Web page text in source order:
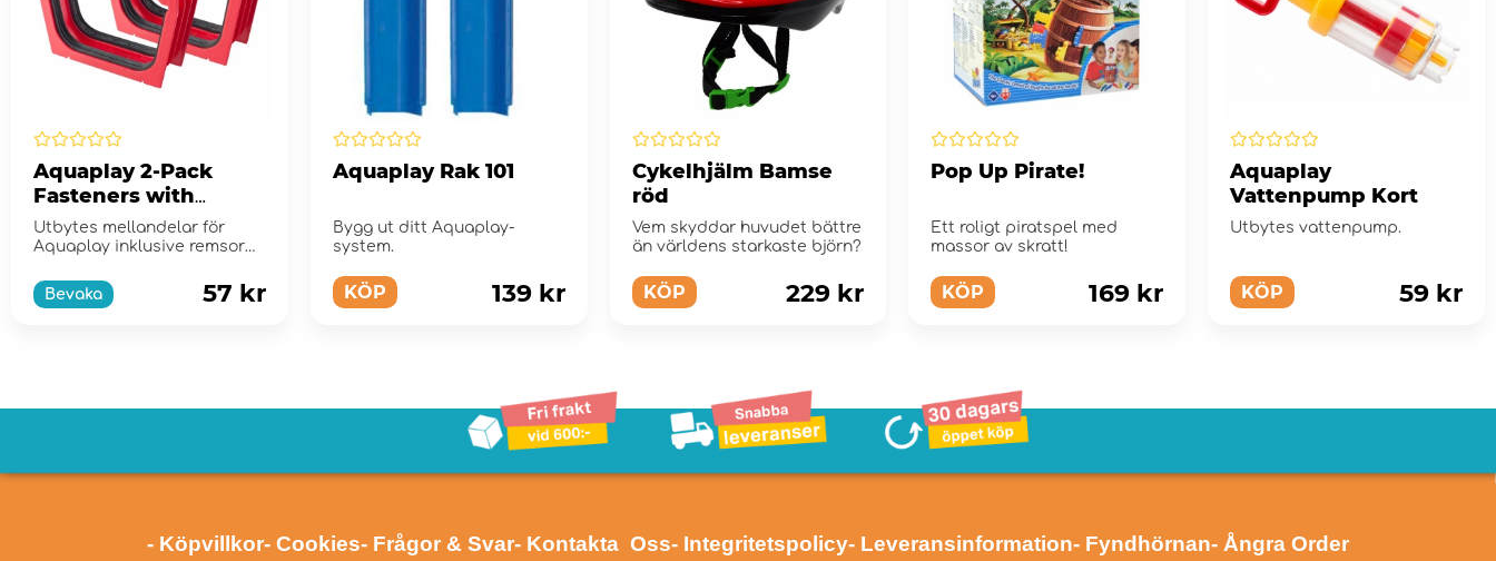
Aquaplay 2-Pack
Fasteners with
Sealing strips
Utbytes mellandelar för
Aquaplay inklusive remsor
Bevaka
57 kr
Aquaplay Rak 101
Bygg ut ditt Aquaplay-
system.
KÖP 139 kr
Cykelhjälm Bamse
röd
Vem skyddar huvudet bättre
än världens starkaste björn?
KÖP 229 kr
Pop Up Pirate!
Ett roligt piratspel med
massor av skratt!
KÖP 169 kr
Aquaplay
Vattenpump Kort
Utbytes vattenpump.
KÖP 59 kr
- Köpvillkor- Cookies- Frågor & Svar- Kontakta Oss- Integritetspolicy- Leveransinformation- Fyndhörnan- Ångra Order